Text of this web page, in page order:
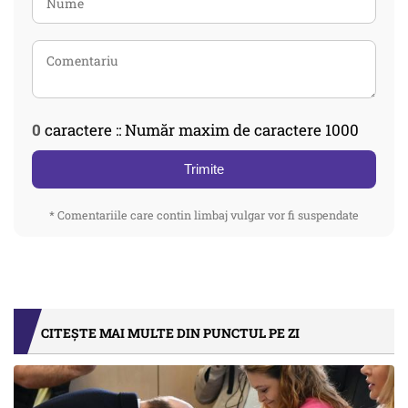
0 caractere :: Număr maxim de caractere 1000
Trimite
* Comentariile care contin limbaj vulgar vor fi suspendate
CITEȘTE MAI MULTE DIN PUNCTUL PE ZI